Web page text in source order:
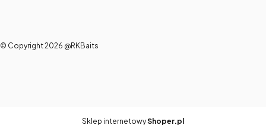
© Copyright 2026 @RKBaits
Sklep internetowyShoper.pl